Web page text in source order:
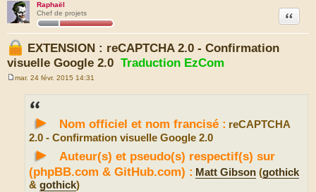
Raphaël
Chef de projets
EXTENSION : reCAPTCHA 2.0 - Confirmation
visuelle Google 2.0 Traduction EzCom
Citation
mar. 24 févr. 2015 14:31
► Nom officiel et nom francisé : reCAPTCHA
2.0 - Confirmation visuelle Google 2.0
►
Auteur(s) et pseudo(s) respectif(s) sur
(phpBB.com & GitHub.com) : Matt Gibson (gothick
& gothick)